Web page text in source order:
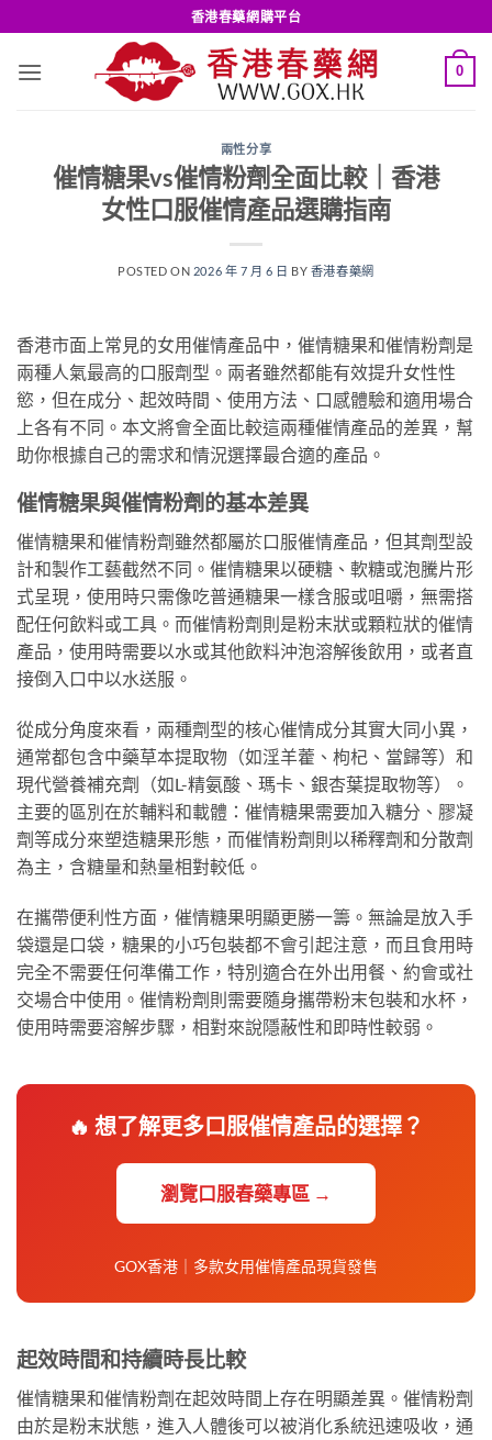
to
content
香港春藥網購平台
0
兩性分享
催情糖果vs催情粉劑全面比較｜香港
女性口服催情產品選購指南
POSTED ON 2026 年 7 月 6 日 BY 香港春藥網
香港市面上常見的女用催情產品中，催情糖果和催情粉劑是
兩種人氣最高的口服劑型。兩者雖然都能有效提升女性性
慾，但在成分、起效時間、使用方法、口感體驗和適用場合
上各有不同。本文將會全面比較這兩種催情產品的差異，幫
助你根據自己的需求和情況選擇最合適的產品。
催情糖果與催情粉劑的基本差異
催情糖果和催情粉劑雖然都屬於口服催情產品，但其劑型設
計和製作工藝截然不同。催情糖果以硬糖、軟糖或泡騰片形
式呈現，使用時只需像吃普通糖果一樣含服或咀嚼，無需搭
配任何飲料或工具。而催情粉劑則是粉末狀或顆粒狀的催情
產品，使用時需要以水或其他飲料沖泡溶解後飲用，或者直
接倒入口中以水送服。
從成分角度來看，兩種劑型的核心催情成分其實大同小異，
通常都包含中藥草本提取物（如淫羊藿、枸杞、當歸等）和
現代營養補充劑（如L-精氨酸、瑪卡、銀杏葉提取物等）。
主要的區別在於輔料和載體：催情糖果需要加入糖分、膠凝
劑等成分來塑造糖果形態，而催情粉劑則以稀釋劑和分散劑
為主，含糖量和熱量相對較低。
在攜帶便利性方面，催情糖果明顯更勝一籌。無論是放入手
袋還是口袋，糖果的小巧包裝都不會引起注意，而且食用時
完全不需要任何準備工作，特別適合在外出用餐、約會或社
交場合中使用。催情粉劑則需要隨身攜帶粉末包裝和水杯，
使用時需要溶解步驟，相對來說隱蔽性和即時性較弱。
🔥 想了解更多口服催情產品的選擇？
瀏覽口服春藥專區 →
GOX香港｜多款女用催情產品現貨發售
起效時間和持續時長比較
催情糖果和催情粉劑在起效時間上存在明顯差異。催情粉劑
由於是粉末狀態，進入人體後可以被消化系統迅速吸收，通